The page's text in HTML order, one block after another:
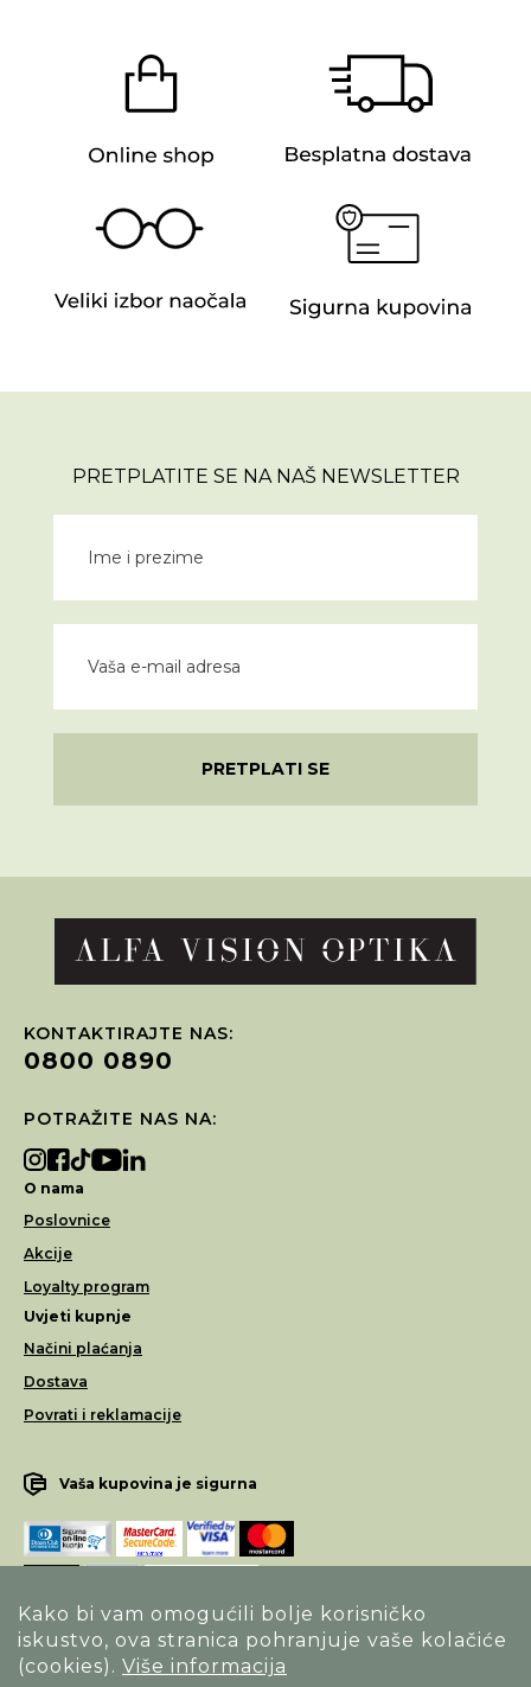
Kako bi vam omogućili bolje korisničko
iskustvo, ova stranica pohranjuje vaše kolačiće
(cookies). Više informacija
PRETPLATITE SE NA NAŠ NEWSLETTER
PRETPLATI SE
KONTAKTIRAJTE NAS:
0800 0890
POTRAŽITE NAS NA:
O nama
Poslovnice
Akcije
Loyalty program
Uvjeti kupnje
Načini plaćanja
Dostava
Povrati i reklamacije
Vaša kupovina je sigurna
Opći uvjeti poslovanja